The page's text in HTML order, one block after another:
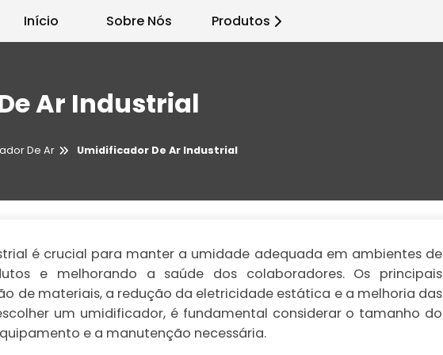
Início Sobre Nós Produtos
Ar Industrial
De Ar Umidificador De Ar Industrial
é crucial para manter a umidade adequada em ambientes de
e melhorando a saúde dos colaboradores. Os principais
de materiais, a redução da eletricidade estática e a melhoria das
um umidificador, é fundamental considerar o tamanho do
e a manutenção necessária.